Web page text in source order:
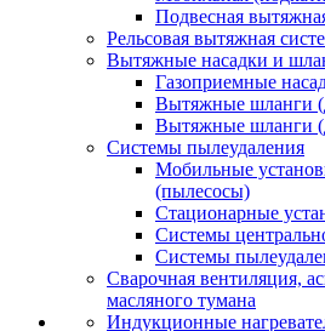
Подвесная
Рельсовая вытяжная
Вытяжные насадки и
Газоприемные
Вытяжные шланги
Вытяжные шланги
Системы пылеудаления
Мобильные
(пылесосы)
Стационарные
Системы
Системы
Сварочная вентиляция,
масляного тумана
Индукционные